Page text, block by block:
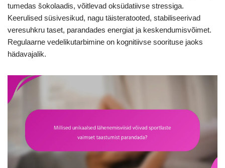
tumedas šokolaadis, võitlevad oksüdatiivse stressiga.
Keerulised süsivesikud, nagu täisteratooted, stabiliseerivad
veresuhkru taset, parandades energiat ja keskendumisvõimet.
Regulaarne vedelikutarbimine on kognitiivse soorituse jaoks
hädavajalik.